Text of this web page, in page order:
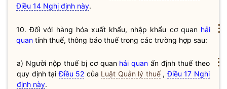
Điều 14 Nghị định này.
10. Đối với hàng hóa xuất khẩu, nhập khẩu cơ quan hải
quan tính thuế, thông báo thuế trong các trường hợp sau:
a) Người nộp thuếbị cơ quan hải quan ấn địnhthuếtheo
quy định tạiĐiều 52 của Luật Quản lý thuế,Điều 17 Nghị
định này.
⋮
⋮